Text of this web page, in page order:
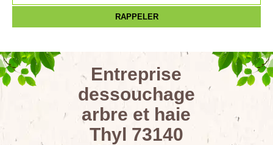
Entreprise
dessouchage
arbre et haie
Thyl 73140